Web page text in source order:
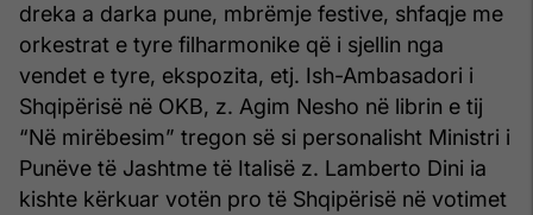
dreka a darka pune, mbrëmje festive, shfaqje me
orkestrat e tyre filharmonike që i sjellin nga
vendet e tyre, ekspozita, etj. Ish-Ambasadori i
Shqipërisë në OKB, z. Agim Nesho në librin e tij
“Në mirëbesim” tregon së si personalisht Ministri i
Punëve të Jashtme të Italisë z. Lamberto Dini ia
kishte kërkuar votën pro të Shqipërisë në votimet